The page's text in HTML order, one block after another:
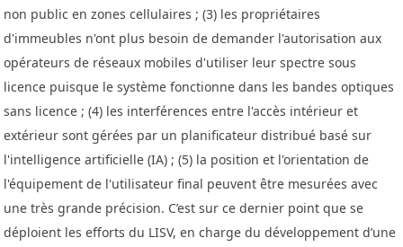
non public en zones cellulaires ; (3) les propriétaires
d'immeubles n'ont plus besoin de demander l'autorisation aux
opérateurs de réseaux mobiles d'utiliser leur spectre sous
licence puisque le système fonctionne dans les bandes optiques
sans licence ; (4) les interférences entre l'accès intérieur et
extérieur sont gérées par un planificateur distribué basé sur
l'intelligence artificielle (IA) ; (5) la position et l'orientation de
l'équipement de l'utilisateur final peuvent être mesurées avec
une très grande précision. C’est sur ce dernier point que se
déploient les efforts du LISV, en charge du développement d’une